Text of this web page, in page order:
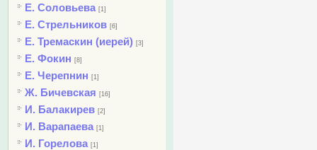
Е. Соловьева [1]
Е. Стрельников [6]
Е. Тремаскин (иерей) [3]
Е. Фокин [8]
Е. Черепнин [1]
Ж. Бичевская [16]
И. Балакирев [2]
И. Варапаева [1]
И. Горелова [1]